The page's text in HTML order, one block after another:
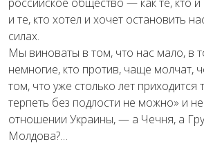
и те, кто хотел и хочет остановить
силах.
Мы виноваты в том, что нас мало, в
немногие, кто против, чаще молчат,
том, что уже столько лет приходится
терпеть без подлости не можно» и
отношении Украины, — а Чечня, а
Молдова?…